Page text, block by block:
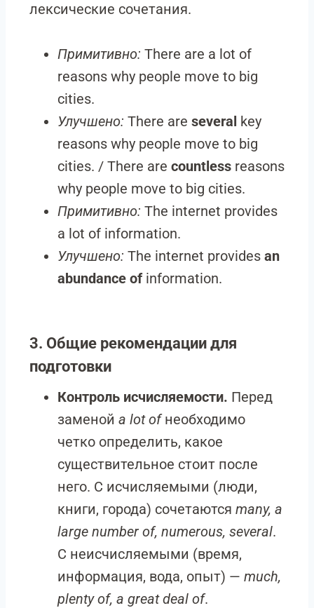
лексические сочетания.
Примитивно: There are a lot of
reasons why people move to big
cities.
Улучшено: There are several key
reasons why people move to big
cities. / There are countless reasons
why people move to big cities.
Примитивно: The internet provides
a lot of information.
Улучшено: The internet provides an
abundance ofinformation.
3. Общие рекомендации для
подготовки
Контроль исчисляемости. Перед
заменой a lot ofнеобходимо
четко определить, какое
существительное стоит после
него. С исчисляемыми (люди,
книги, города) сочетаются many, a
large number of, numerous, several.
С неисчисляемыми (время,
информация, вода, опыт) — much,
plenty of, a great deal of.